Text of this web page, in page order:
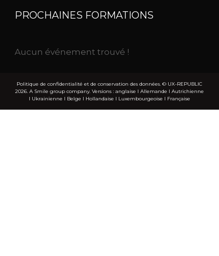
PROCHAINES FORMATIONS
Aucun événement trouvé !
Politique de confidentialité et de conservation des données. © UX-REPUBLIC
2026. A Smile group company. Versions : anglaise I Allemande I Autrichienne
I Ukrainienne I Belge I Hollandaise I Luxembourgeoise I Française